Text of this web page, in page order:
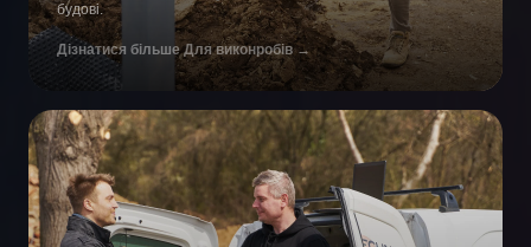
будові.
Дізнатися більше Для виконробів→